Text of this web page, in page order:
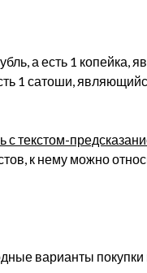
а есть 1 копейка,
1 сатоши,
с текстом-
к нему можно
варианты покупки